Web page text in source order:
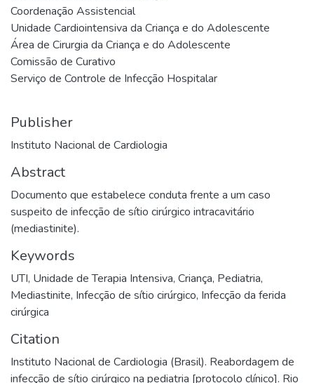
Coordenação Assistencial
Unidade Cardiointensiva da Criança e do Adolescente
Área de Cirurgia da Criança e do Adolescente
Comissão de Curativo
Serviço de Controle de Infecção Hospitalar
Publisher
Instituto Nacional de Cardiologia
Abstract
Documento que estabelece conduta frente a um caso
suspeito de infecção de sítio cirúrgico intracavitário
(mediastinite).
Keywords
UTI, Unidade de Terapia Intensiva, Criança, Pediatria,
Mediastinite, Infecção de sítio cirúrgico, Infecção da ferida
cirúrgica
Citation
Instituto Nacional de Cardiologia (Brasil). Reabordagem de
infecção de sítio cirúrgico na pediatria [protocolo clínico]. Rio